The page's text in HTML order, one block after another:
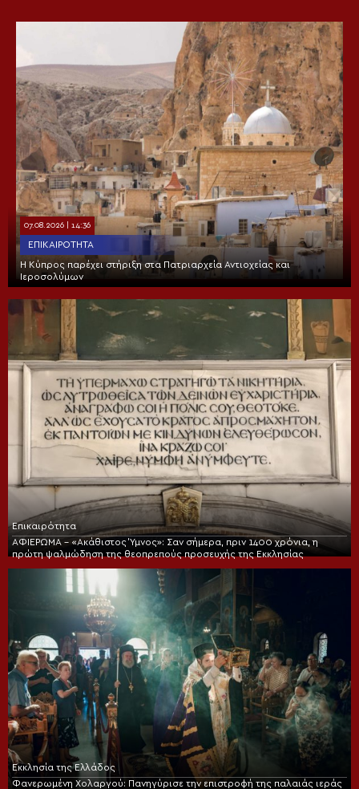
07.08.2026 | 14:36
ΕΠΙΚΑΙΡΌΤΗΤΑ
Η Κύπρος παρέχει στήριξη στα Πατριαρχεία Αντιοχείας και
Ιεροσολύμων
Επικαιρότητα
ΑΦΙΕΡΩΜΑ – «Ακάθιστος Ύμνος»: Σαν σήμερα, πριν 1400 χρόνια, η
πρώτη ψαλμώδηση της θεοπρεπούς προσευχής της Εκκλησίας
Εκκλησία της Ελλάδος
Φανερωμένη Χολαργού: Πανηγύρισε την επιστροφή της παλαιάς ιεράς